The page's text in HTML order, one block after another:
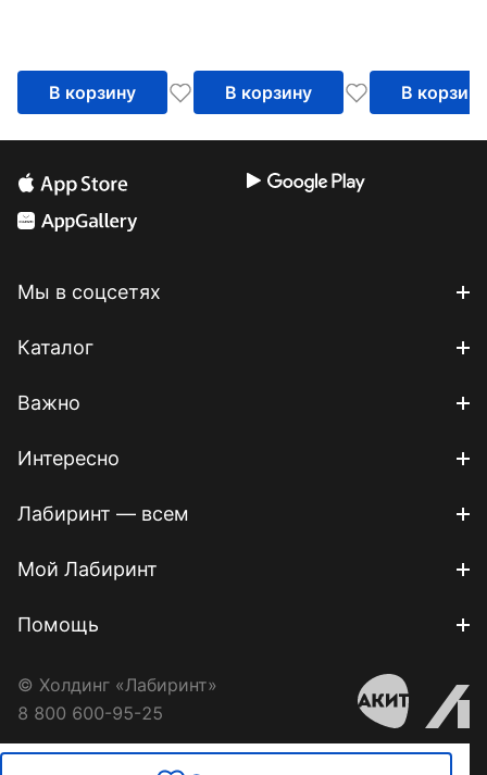
В корзину В корзину В корзину
Мы в соцсетях
Каталог
Важно
Интересно
Лабиринт — всем
Мой Лабиринт
Помощь
© Холдинг «Лабиринт»
8 800 600-95-25